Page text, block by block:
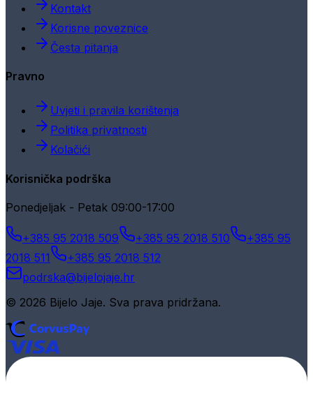
Kontakt
Korisne poveznice
Česta pitanja
Pravno
Uvjeti i pravila korištenja
Politika privatnosti
Kolačići
Korisnička podrška
Ponedjeljak - Petak 09:00-17:00
+385 95 2018 509 +385 95 2018 510
+385 95
2018 511
+385 95 2018 512
podrska@bijelojaje.hr
© 2026 Bijelo Jaje. Sva prava pridržana.